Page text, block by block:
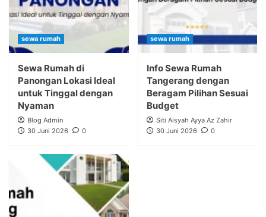
sewa rumah
Sewa Rumah di
Panongan Lokasi Ideal
untuk Tinggal dengan
Nyaman
Blog Admin
30 Juni 2026
0
sewa rumah
Info Sewa Rumah
Tangerang dengan
Beragam Pilihan Sesuai
Budget
Siti Aisyah Ayya Az Zahir
30 Juni 2026
0